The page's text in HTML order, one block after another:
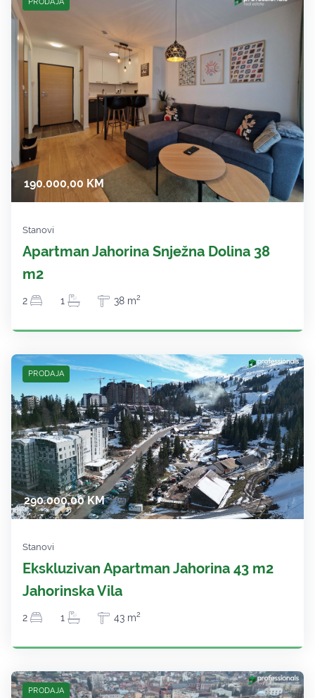
190.000,00 KM
Stanovi
Apartman Jahorina Snježna Dolina 38
m2
2 1 38 m2
PRODAJA
290.000,00 KM
Stanovi
Ekskluzivan Apartman Jahorina 43 m2
Jahorinska Vila
2 1 43 m2
PRODAJA